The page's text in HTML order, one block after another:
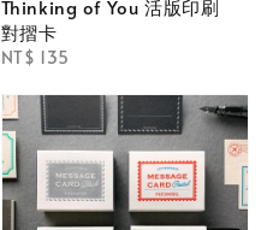
Thinking of You 活版印刷
對摺卡
Regular
NT$ 135